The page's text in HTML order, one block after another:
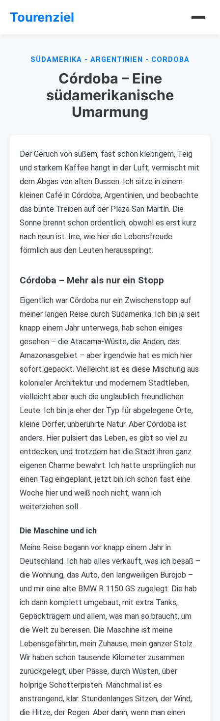
Tourenziel
SÜDAMERIKA - ARGENTINIEN - CORDOBA
Córdoba – Eine
südamerikanische
Umarmung
Der Geruch von süßem, fast schon klebrigem, Teig
und starkem Kaffee hängt in der Luft, vermischt mit
dem Abgas von alten Bussen. Ich sitze in einem
kleinen Café in Córdoba, Argentinien, und beobachte
das bunte Treiben auf der Plaza San Martín. Die
Sonne brennt schon ordentlich, obwohl es erst kurz
nach neun ist. Irre, wie hier die Lebensfreude
förmlich aus den Leuten herausspringt.
Córdoba – Mehr als nur ein Stopp
Eigentlich war Córdoba nur ein Zwischenstopp auf
meiner langen Reise durch Südamerika. Ich bin ja seit
knapp einem Jahr unterwegs, hab schon einiges
gesehen – die Atacama-Wüste, die Anden, das
Amazonasgebiet – aber irgendwie hat es mich hier
sofort gepackt. Vielleicht ist es diese Mischung aus
kolonialer Architektur und modernem Stadtleben,
vielleicht aber auch die unglaublich freundlichen
Leute. Ich bin ja eher der Typ für abgelegene Orte,
kleine Dörfer, unberührte Natur. Aber Córdoba ist
anders. Hier pulsiert das Leben, es gibt so viel zu
entdecken, und trotzdem hat die Stadt ihren ganz
eigenen Charme bewahrt. Ich hatte ursprünglich nur
einen Tag eingeplant, jetzt bin ich schon fast eine
Woche hier und weiß noch nicht, wann ich
weiterziehen soll.
Die Maschine und ich
Meine Reise begann vor knapp einem Jahr in
Deutschland. Ich hab alles verkauft, was ich besaß –
die Wohnung, das Auto, den langweiligen Bürojob –
und mir eine alte BMW R 1150 GS zugelegt. Die hab
ich dann komplett umgebaut, mit extra Tanks,
Gepäckträgern und allem, was man so braucht, um
die Welt zu bereisen. Die Maschine ist meine
Lebensgefährtin, mein Zuhause, mein ganzer Stolz.
Wir haben schon tausende Kilometer zusammen
zurückgelegt, über Pässe, durch Wüsten, über
holprige Schotterpisten. Manchmal ist es
anstrengend, klar. Stundenlanges Sitzen, der Wind,
die Hitze, der Regen. Aber dann, wenn man einen